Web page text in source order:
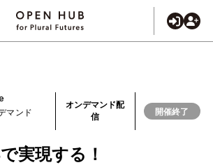
マンド
オンデマンド配
信
開催終了
実現する！